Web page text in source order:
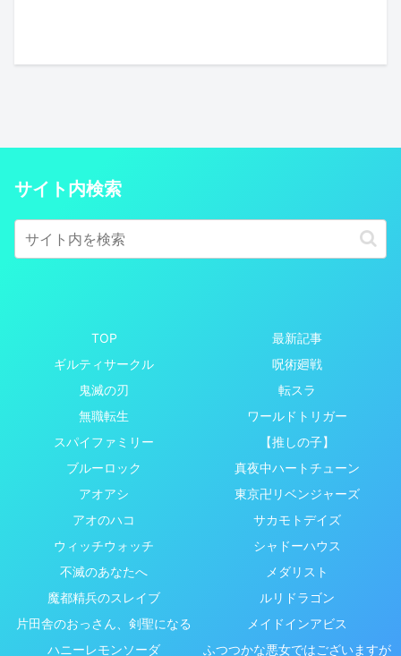
サイト内検索
TOP
最新記事
ギルティサークル
呪術廻戦
鬼滅の刃
転スラ
無職転生
ワールドトリガー
スパイファミリー
【推しの子】
ブルーロック
真夜中ハートチューン
アオアシ
東京卍リベンジャーズ
アオのハコ
サカモトデイズ
ウィッチウォッチ
シャドーハウス
不滅のあなたへ
メダリスト
魔都精兵のスレイブ
ルリドラゴン
片田舎のおっさん、剣聖になる
メイドインアビス
ハニーレモンソーダ
ふつつかな悪女ではございますが